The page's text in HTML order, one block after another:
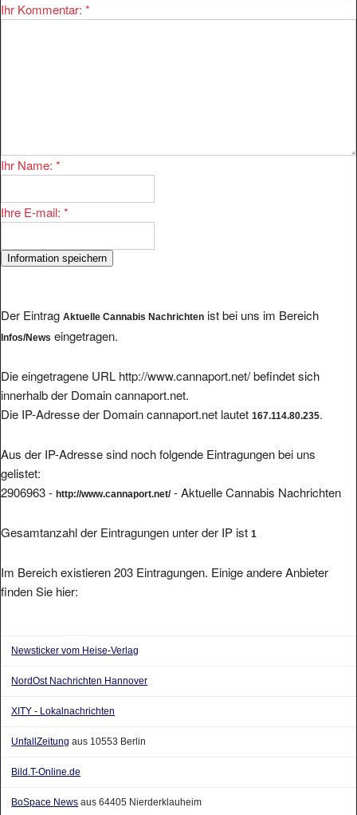
Ihr Kommentar: *
Ihr Name: *
Ihre E-mail: *
Der Eintrag Aktuelle Cannabis Nachrichten ist bei uns im Bereich
Infos/News eingetragen.
Die eingetragene URL http://www.cannaport.net/ befindet sich
innerhalb der Domain cannaport.net.
Die IP-Adresse der Domain cannaport.net lautet 167.114.80.235.
Aus der IP-Adresse sind noch folgende Eintragungen bei uns
gelistet:
2906963 - http://www.cannaport.net/- Aktuelle Cannabis Nachrichten
Gesamtanzahl der Eintragungen unter der IP ist 1
Im Bereich existieren 203 Eintragungen. Einige andere Anbieter
finden Sie hier:
Newsticker vom Heise-Verlag
NordOst Nachrichten Hannover
XITY - Lokalnachrichten
UnfallZeitung aus 10553 Berlin
Bild.T-Online.de
BoSpace News aus 64405 Nierderklauheim